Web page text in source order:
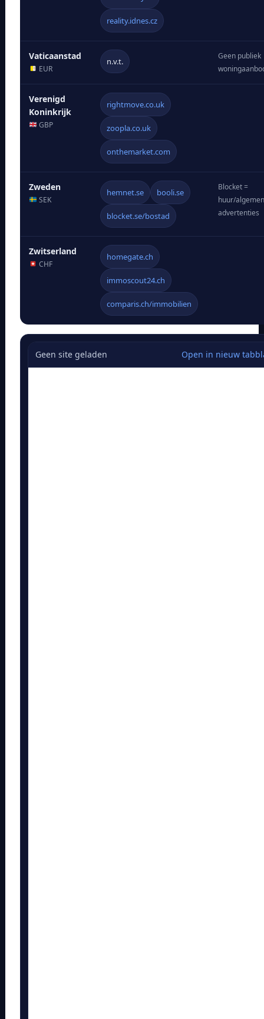
reality.idnes.cz
Vaticaanstad
EUR
n.v.t.
Geen publiek
Verenigd
Koninkrijk
GBP
rightmove.co.uk
zoopla.co.uk
onthemarket.com
Zweden
SEK
hemnet.se booli.se
blocket.se/bostad
Blocket =
huur/
advertenties
Zwitserland
CHF
homegate.ch
immoscout24.ch
comparis.ch/immobilien
Geen site geladen Open in nieuw